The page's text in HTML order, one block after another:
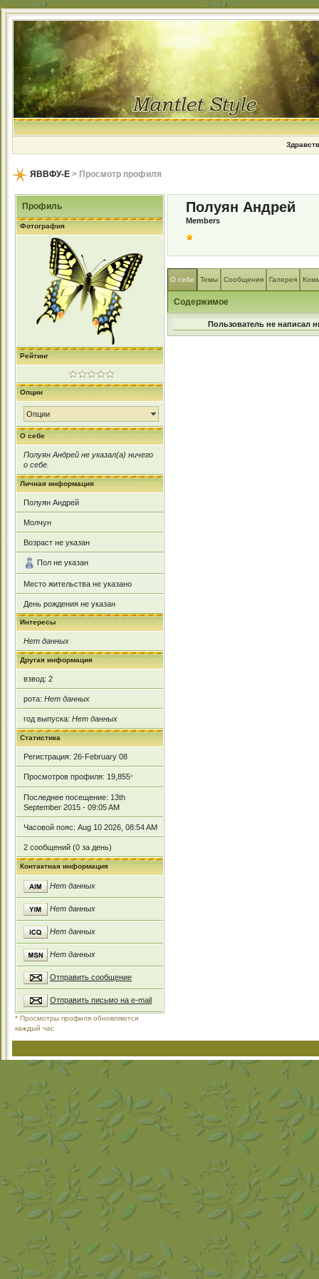
ЯВВФУ-Е > Просмотр профиля
Профиль
Фотография
Рейтинг
Опции
Опции
О себе
Полуян Андрей не указал(а) ничего
о себе.
Личная информация
Полуян Андрей
Молчун
Возраст не указан
Пол не указан
Место жительства не указано
День рождения не указан
Интересы
Нет данных
Другая информация
взвод: 2
рота: Нет данных
год выпуска: Нет данных
Статистика
Регистрация: 26-February 08
Просмотров профиля: 19,855*
Последнее посещение: 13th
September 2015 - 09:05 AM
Часовой пояс: Aug 10 2026, 08:54 AM
2 сообщений (0 за день)
Контактная информация
Нет данных
Нет данных
Нет данных
Нет данных
Отправить сообщение
Отправить письмо на e-mail
* Просмотры профиля обновляются
каждый час
Полуян Андрей
Members
О себе Темы Сообщения Галерея
Содержимое
Пользователь не написал